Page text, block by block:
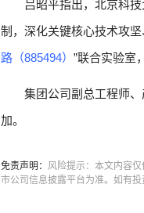
吕昭平指出，北京科
制，深化关键核心技术攻
路（885494） ”联合实验室
集团公司副总工程师
加。
免责声明： 风险提示：本文内容
市公司信息披露平台为准。如有